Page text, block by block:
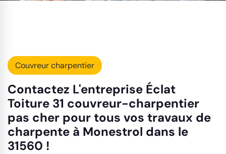
Couvreur charpentier
Contactez L'entreprise Éclat
Toiture 31 couvreur-charpentier
pas cher pour tous vos travaux de
charpente à Monestrol dans le
31560 !